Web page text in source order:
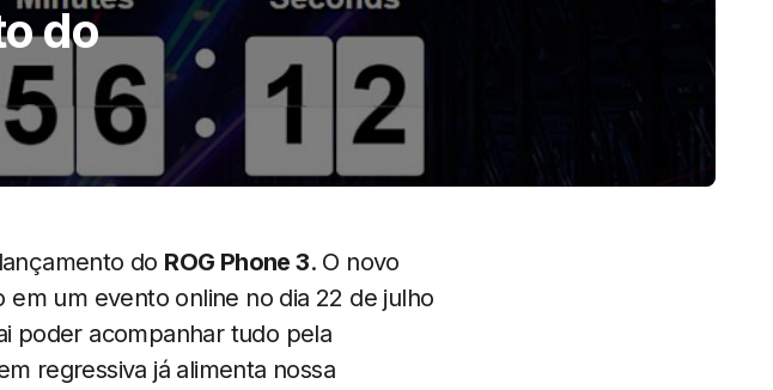
do
do ROG Phone 3. O novo
um evento online no dia 22 de julho
poder acompanhar tudo pela
regressiva já alimenta nossa